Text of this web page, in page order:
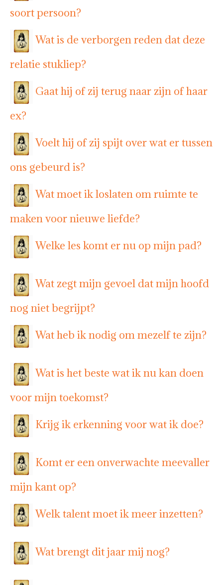
soort persoon?
Wat is de verborgen reden dat deze
relatie stukliep?
Gaat hij of zij terug naar zijn of haar
ex?
Voelt hij of zij spijt over wat er tussen
ons gebeurd is?
Wat moet ik loslaten om ruimte te
maken voor nieuwe liefde?
Welke les komt er nu op mijn pad?
Wat zegt mijn gevoel dat mijn hoofd
nog niet begrijpt?
Wat heb ik nodig om mezelf te zijn?
Wat is het beste wat ik nu kan doen
voor mijn toekomst?
Krijg ik erkenning voor wat ik doe?
Komt er een onverwachte meevaller
mijn kant op?
Welk talent moet ik meer inzetten?
Wat brengt dit jaar mij nog?